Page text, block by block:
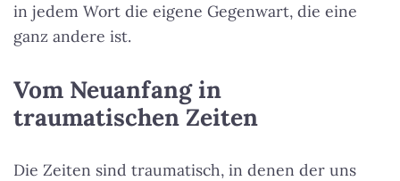
in jedem Wort die eigene Gegenwart, die eine
ganz andere ist.
Vom Neuanfang in
traumatischen Zeiten
Die Zeiten sind traumatisch, in denen der uns